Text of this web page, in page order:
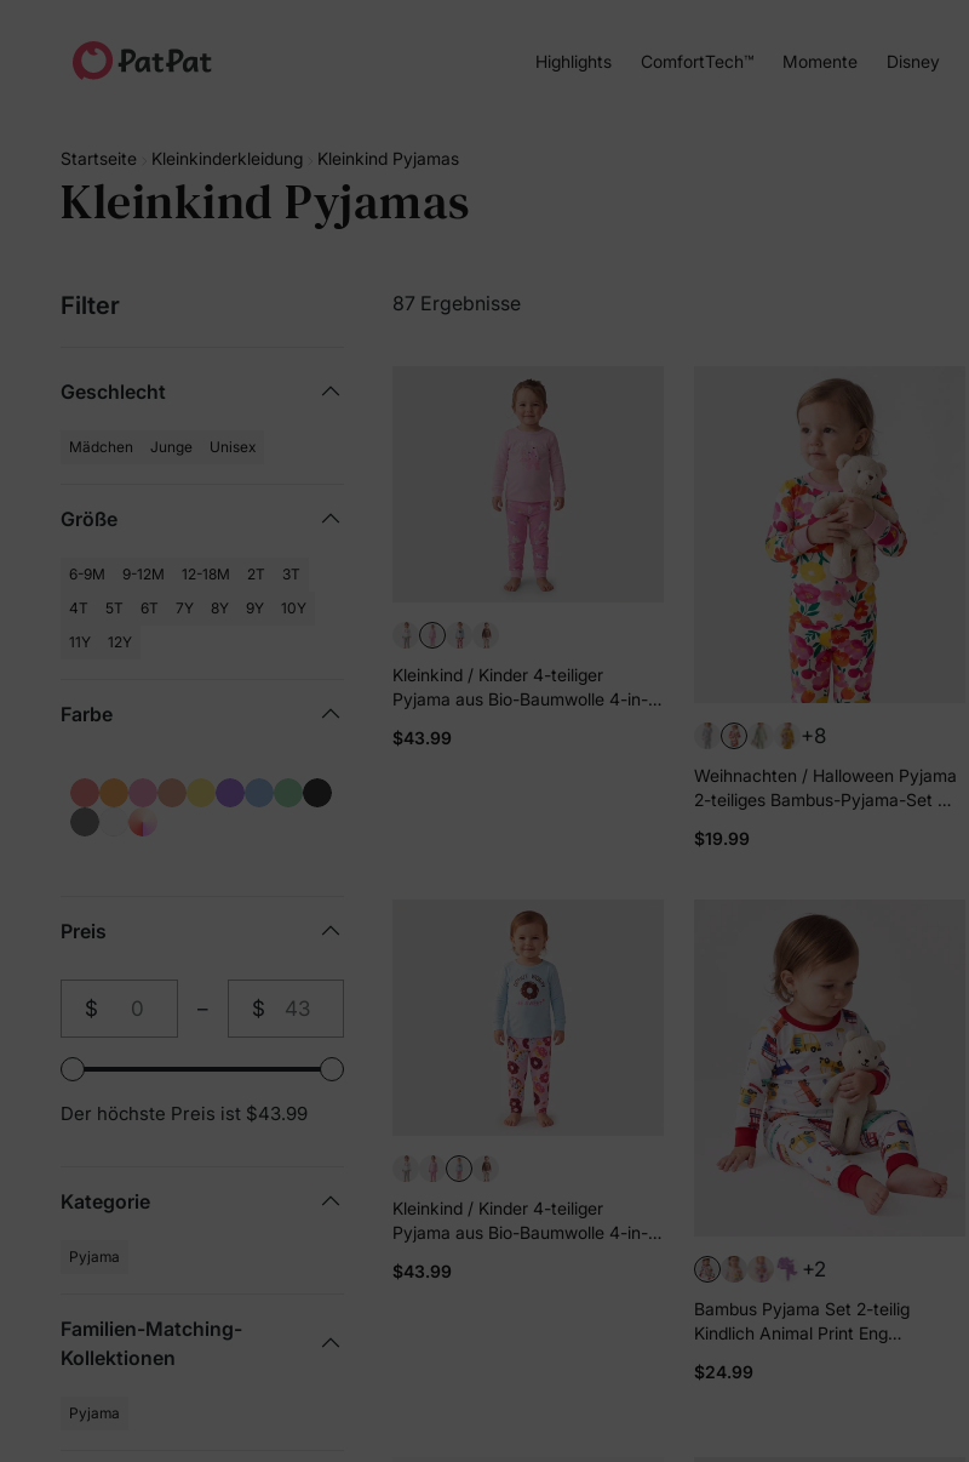
Highlights ComfortTech™ Momente Disney
Startseite Kleinkinderkleidung Kleinkind Pyjamas
Kleinkind Pyjamas
87 Ergebnisse
Filter
Geschlecht
Mädchen Junge Unisex
Größe
6-9M 9-12M 12-18M 2T
3T
4T
5T 6T 7Y 8Y 9Y
10Y
11Y
12Y
Farbe
Preis
$
Von
– $
An
Der höchste Preis ist $43.99
Kategorie
Pyjama
Familien-Matching-
Kollektionen
Pyjama
Kleinkind / Kinder 4-teiliger
Pyjama aus Bio-Baumwolle 4-in-1
Mädchen rosa
$43.99 +8
Weihnachten / Halloween Pyjama
2-teiliges Bambus-Pyjama-Set mit
Kleinkind (eng anliegend) rosa
$19.99
Kleinkind / Kinder 4-teiliger
Pyjama aus Bio-Baumwolle 4-in-1
Mädchen hellblau
$43.99 +2
Bambus Pyjama Set 2-teilig
Kindlich Animal Print Eng
Baby/Kleinkind rot
$24.99